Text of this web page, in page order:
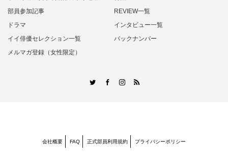
部員参加記事
REVIEW一覧
ドラマ
インタビュー一覧
イイ俳優セレクション一覧
バックナンバー
メルマガ登録（女性限定）
TwitterFacebookInstagram
RSS
会社概要 FAQ 正式部員利用規約 プライバシーポリシー